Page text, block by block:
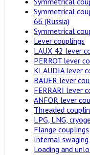
Symmetrical
66 (Russia)
Symmetrical
Lever couplings
LAUX 42 lever
PERROT lever
KLAUDIA lever
BAUER lever
FERRARI lever
ANFOR lever
Threaded
LPG, LNG,
Flange couplings
Internal
Loading and